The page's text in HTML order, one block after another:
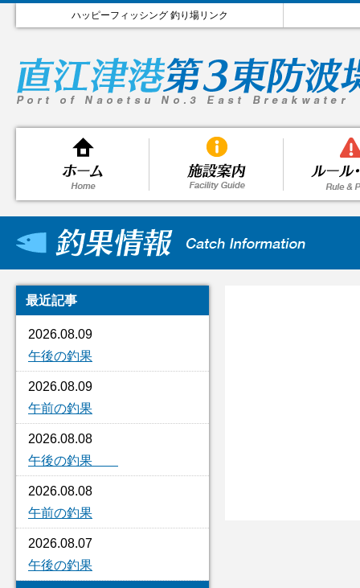
ハッピーフィッシング 釣り場リンク
最近記事
2026.08.09
午後の釣果
2026.08.09
午前の釣果
2026.08.08
午後の釣果
2026.08.08
午前の釣果
2026.08.07
午後の釣果